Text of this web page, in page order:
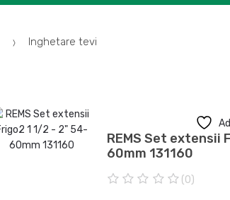
Inghetare tevi
REMS Set extensii
60mm 131160
(0)